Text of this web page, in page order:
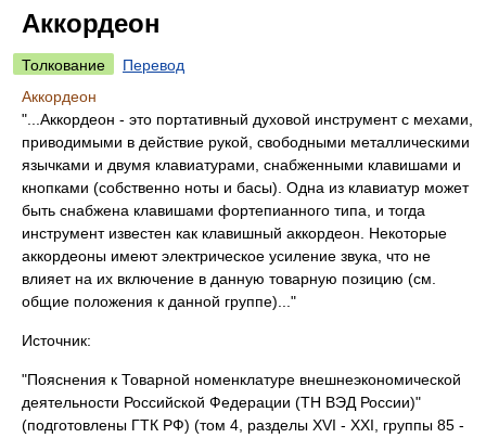
Аккордеон
Толкование
Перевод
Аккордеон
"...Аккордеон - это портативный духовой инструмент с мехами,
приводимыми в действие рукой, свободными металлическими
язычками и двумя клавиатурами, снабженными клавишами и
кнопками (собственно ноты и басы). Одна из клавиатур может
быть снабжена клавишами фортепианного типа, и тогда
инструмент известен как клавишный аккордеон. Некоторые
аккордеоны имеют электрическое усиление звука, что не
влияет на их включение в данную товарную позицию (см.
общие положения к данной группе)..."
Источник:
"Пояснения к Товарной номенклатуре внешнеэкономической
деятельности Российской Федерации (ТН ВЭД России)"
(подготовлены ГТК РФ) (том 4, разделы XVI - XXI, группы 85 -